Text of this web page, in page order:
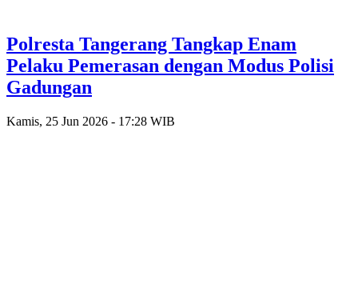
Polresta Tangerang Tangkap Enam
Pelaku Pemerasan dengan Modus Polisi
Gadungan
Kamis, 25 Jun 2026 - 17:28 WIB